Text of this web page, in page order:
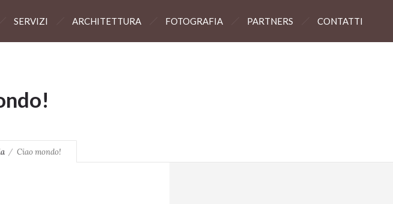
SERVIZI ARCHITETTURA FOTOGRAFIA PARTNERS CONTATTI
Ciao mondo!